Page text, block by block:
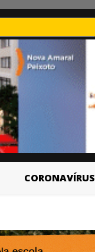
CORONAVÍRUS